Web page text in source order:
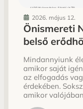
2026. május 12.
Önismereti
belső
Mindannyiunk
amikor saját
az elfogadás
érdekében.
amikor